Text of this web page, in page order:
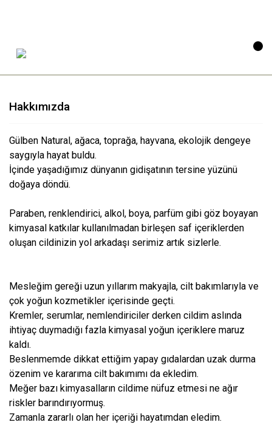
Hakkımızda
Gülben Natural, ağaca, toprağa, hayvana, ekolojik dengeye
saygıyla hayat buldu.
İçinde yaşadığımız dünyanın gidişatının tersine yüzünü
doğaya döndü.
Paraben, renklendirici, alkol, boya, parfüm gibi göz boyayan
kimyasal katkılar kullanılmadan birleşen saf içeriklerden
oluşan cildinizin yol arkadaşı serimiz artık sizlerle.
Mesleğim gereği uzun yıllarım makyajla, cilt bakımlarıyla ve
çok yoğun kozmetikler içerisinde geçti.
Kremler, serumlar, nemlendiriciler derken cildim aslında
ihtiyaç duymadığı fazla kimyasal yoğun içeriklere maruz
kaldı.
Beslenmemde dikkat ettiğim yapay gıdalardan uzak durma
özenim ve kararıma cilt bakımımı da ekledim.
Meğer bazı kimyasalların cildime nüfuz etmesi ne ağır
riskler barındırıyormuş.
Zamanla zararlı olan her içeriği hayatımdan eledim.